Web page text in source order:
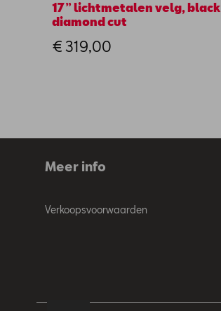
17” lichtmetalen velg, black
diamond cut
€ 319,00
Meer info
Verkoopsvoorwaarden